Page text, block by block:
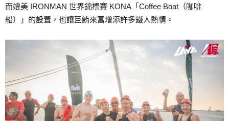
而媲美 IRONMAN 世界錦標賽 KONA「Coffee Boat（咖啡
船）」的設置，也讓巨鮪來富增添許多鐵人熱情。